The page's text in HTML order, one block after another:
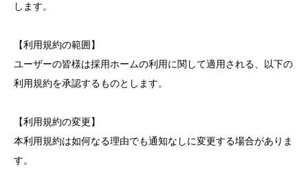
します。
【利用規約の範囲】
ユーザーの皆様は採用ホームの利用に関して適用される、以下の
利用規約を承認するものとします。
【利用規約の変更】
本利用規約は如何なる理由でも通知なしに変更する場合がありま
す。